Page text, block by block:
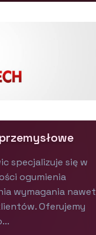
specjalizuje się w
ogumienia
wymagania nawet
Oferujemy